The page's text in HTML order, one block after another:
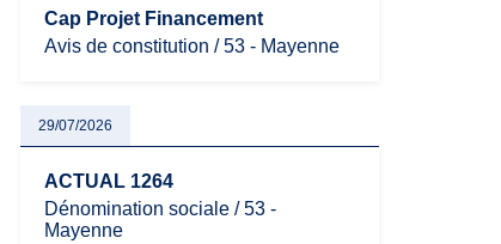
Cap Projet Financement
Avis de constitution / 53 - Mayenne
29/07/2026
ACTUAL 1264
Dénomination sociale / 53 -
Mayenne